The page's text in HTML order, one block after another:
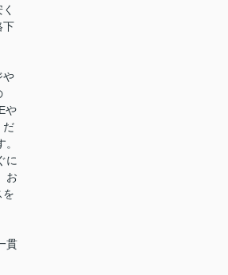
下
や
や
だ
に
お
を
貫